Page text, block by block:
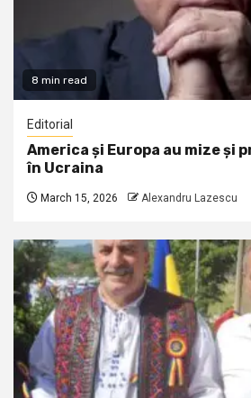
8 min read
Editorial
America și Europa au mize
în Ucraina
March 15, 2026 Alexandru Lazescu